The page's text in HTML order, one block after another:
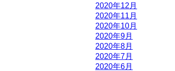
2020年12月
2020年11月
2020年10月
2020年9月
2020年8月
2020年7月
2020年6月